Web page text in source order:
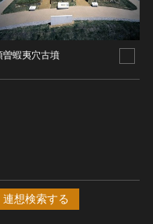
曽蝦夷穴古墳
連想検索する